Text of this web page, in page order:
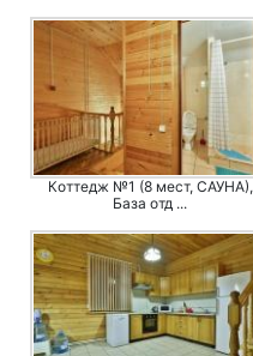
Коттедж №1 (8 мест, САУНА),
База отд ...